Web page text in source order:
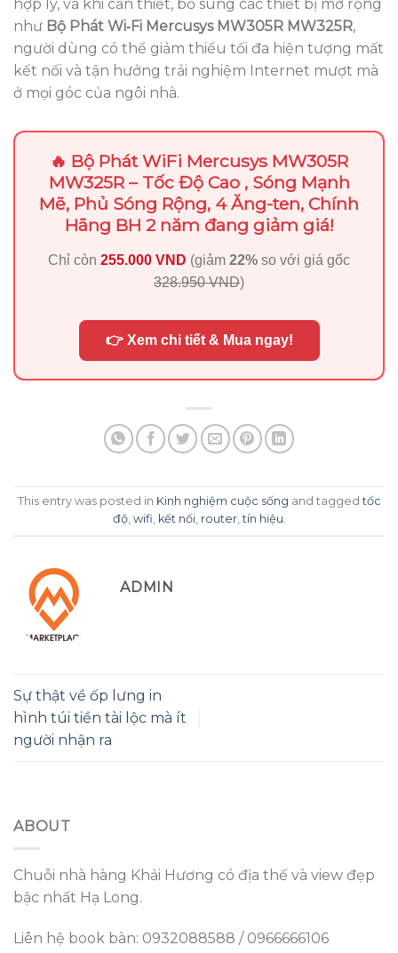
hợp lý, và khi cần thiết, bổ sung các thiết bị mở rộng
như Bộ Phát Wi‑Fi Mercusys MW305R MW325R,
người dùng có thể giảm thiểu tối đa hiện tượng mất
kết nối và tận hưởng trải nghiệm Internet mượt mà
ở mọi góc của ngôi nhà.
🔥 Bộ Phát WiFi Mercusys MW305R
MW325R – Tốc Độ Cao , Sóng Mạnh
Mẽ, Phủ Sóng Rộng, 4 Ăng-ten, Chính
Hãng BH 2 năm đang giảm giá!
Chỉ còn 255.000 VND (giảm 22% so với giá gốc
328.950 VND)
👉 Xem chi tiết & Mua ngay!
This entry was posted in Kinh nghiệm cuộc sống and taggedtốc
độ, wifi, kết nối, router,tín hiệu.
ADMIN
Sự thật về ốp lưng in
hình túi tiền tài lộc mà ít
người nhận ra
ABOUT
Chuỗi nhà hàng Khải Hương có địa thế và view đẹp
bậc nhất Hạ Long.
Liên hệ book bàn: 0932088588 / 0966666106